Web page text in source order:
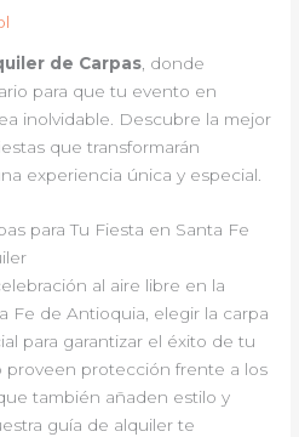
de Carpas, donde
para que tu evento en
inolvidable. Descubre la mejor
que transformarán
experiencia única y especial.
para Tu Fiesta en Santa Fe
al aire libre en la
Fe de Antioquia, elegir la carpa
para garantizar el éxito de tu
proveen protección frente a los
también añaden estilo y
guía de alquiler te